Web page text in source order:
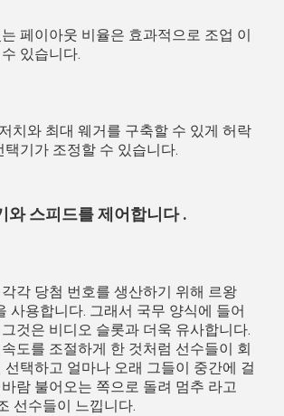
페이아웃 비율은 효과적으로 조업 이
있습니다.
치와 최대 웨거를 구축할 수 있게 허락
택기가 조정할 수 있습니다.
와 스피드를 제어합니다 .
각 당첨 번호를 생산하기 위해 르왕
사용합니다. 그래서 국무 양식에 들어
것은 비디오 슬롯과 더욱 유사합니다.
도를 조절하게 한 것처럼 선수들이 회
선택하고 얼마나 오래 그들이 중간에 걸
람 불어오는 쪽으로 돌려 멈추 라고
선수들이 느낍니다.